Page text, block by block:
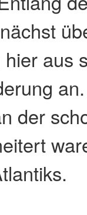
aus
der